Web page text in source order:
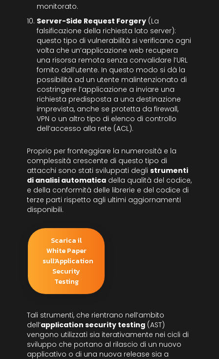
monitorato.
Server-Side Request Forgery (La
falsificazione della richiesta lato server):
questo tipo di vulnerabilità si verificano ogni
volta che un’applicazione web recupera
una risorsa remota senza convalidare l’URL
fornito dall’utente. In questo modo si dà la
possibilità ad un utente malintenzionato di
costringere l’applicazione a inviare una
richiesta predisposta a una destinazione
imprevista, anche se protetta da firewall,
VPN o un altro tipo di elenco di controllo
dell’accesso alla rete (ACL).
Proprio per fronteggiare la numerosità e la
complessità crescente di questo tipo di
attacchi sono stati sviluppati degli strumenti
di analisi automatica della qualità del codice,
e della conformità delle librerie e del codice di
terze parti rispetto agli ultimi aggiornamenti
disponibili.
Scarica il
White Paper
sull’Application
Security
Testing
Tali strumenti, che rientrano nell’ambito
dell’application security testing (AST)
vengono utilizzati sia iterativamente nei cicli di
sviluppo che portano al rilascio di un nuovo
applicativo o di una nuova release sia a